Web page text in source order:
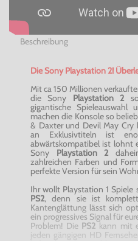
Beschreibung
Die Sony Playstation 2!
Mit ca 150 Millionen
die Sony Playstation 2
gigantische
machen die Konsole so
& Daxter und Devil May Cry
an Exklusivtiteln ist
abwärtskompatibel ist lohnt
Sony Playstation 2
zahlreichen Farben und
perfekte Version für sein
Ihr wollt Playstation 1 Spiele
PS2, denn sie ist komplett
Kantenglättung lässt sich
ein progressives Signal für
Problem! Die PS2 kann mit
jeden gängigen HD